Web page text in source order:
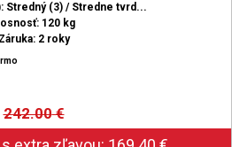
Stredný (3) / Stredne tvrd...
120 kg
Záruka: 2 roky
242.00€